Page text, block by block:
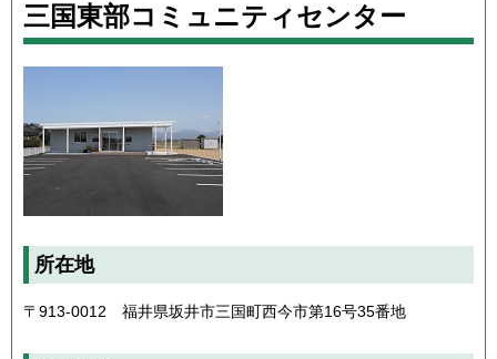
三国東部コミュニティセンター
所在地
〒913-0012 福井県坂井市三国町西今市第16号35番地